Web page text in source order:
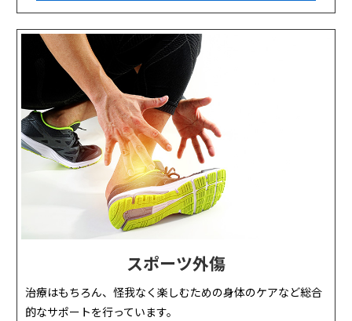
スポーツ外傷
治療はもちろん、怪我なく楽しむための身体のケアなど総合
的なサポートを行っています。